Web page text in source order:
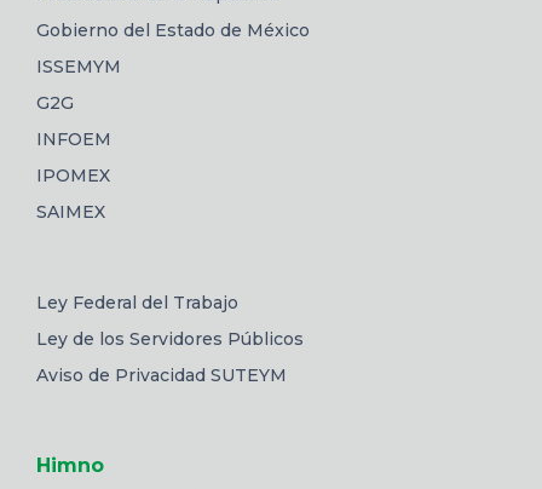
Gobierno del Estado de México
ISSEMYM
G2G
INFOEM
IPOMEX
SAIMEX
Ley Federal del Trabajo
Ley de los Servidores Públicos
Aviso de Privacidad SUTEYM
Himno